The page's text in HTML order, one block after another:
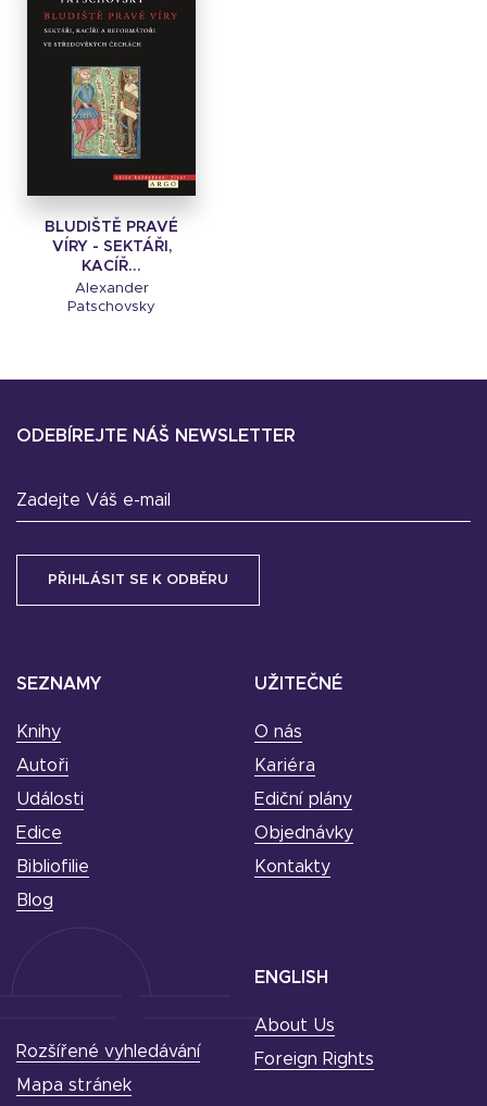
BLUDIŠTĚ PRAVÉ
VÍRY - SEKTÁŘI,
KACÍŘ...
Alexander
Patschovsky
SEZNAMY
Knihy
Autoři
Události
Edice
Bibliofilie
Blog
UŽITEČNÉ
O nás
Kariéra
Ediční plány
Objednávky
Kontakty
ODEBÍREJTE NÁŠ NEWSLETTER
Zadejte Váš e-mail
ENGLISH
About Us
Foreign Rights
Rozšířené vyhledávání
Mapa stránek